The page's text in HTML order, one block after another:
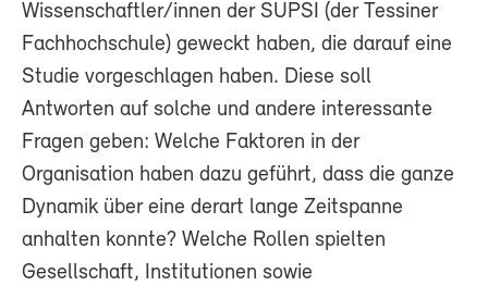
Wissenschaftler/innen der SUPSI (der Tessiner
Fachhochschule) geweckt haben, die darauf eine
Studie vorgeschlagen haben. Diese soll
Antworten auf solche und andere interessante
Fragen geben: Welche Faktoren in der
Organisation haben dazu geführt, dass die ganze
Dynamik über eine derart lange Zeitspanne
anhalten konnte? Welche Rollen spielten
Gesellschaft, Institutionen sowie